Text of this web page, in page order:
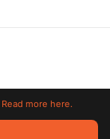
All trademarks
Read more here.